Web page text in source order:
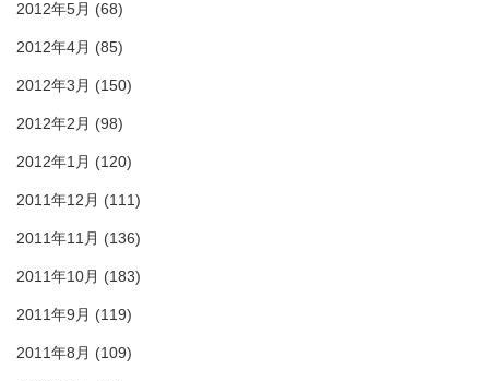
2012年5月 (68)
2012年4月 (85)
2012年3月 (150)
2012年2月 (98)
2012年1月 (120)
2011年12月 (111)
2011年11月 (136)
2011年10月 (183)
2011年9月 (119)
2011年8月 (109)